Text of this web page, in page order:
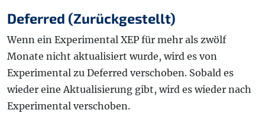
Deferred (Zurückgestellt)
Wenn ein Experimental XEP für mehr als zwölf
Monate nicht aktualisiert wurde, wird es von
Experimental zu Deferred verschoben. Sobald es
wieder eine Aktualisierung gibt, wird es wieder nach
Experimental verschoben.